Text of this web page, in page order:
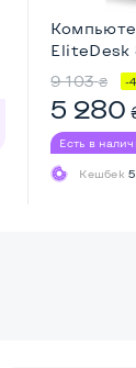
...
9 103 ₴ -
5 280
Есть в
Кешбек